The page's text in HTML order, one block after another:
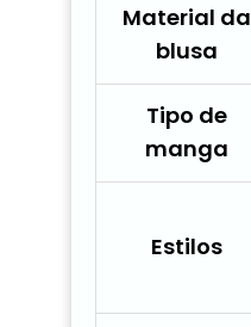
Material da
blusa
Tipo de
manga
Estilos